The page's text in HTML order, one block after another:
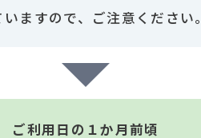
ますので、ご注意ください。
ご利用日の１か月前頃